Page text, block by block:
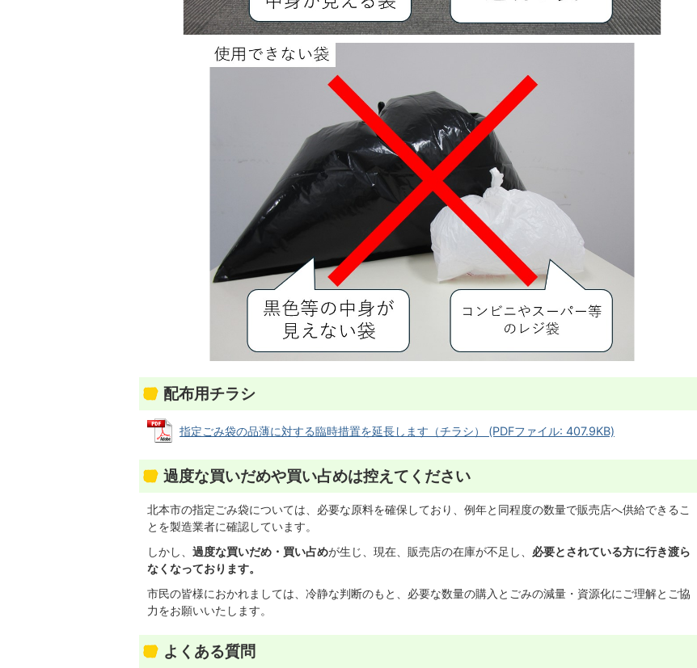
配布用チラシ
指定ごみ袋の品薄に対する臨時措置を延長します（チラシ） (PDFファイル: 407.9KB)
過度な買いだめや買い占めは控えてください
北本市の指定ごみ袋については、必要な原料を確保しており、例年と同程度の数量で販売店へ供給できるこ
とを製造業者に確認しています。
しかし、 過度な買いだめ・買い占めが生じ、現在、販売店の在庫が不足し、 必要とされている方に行き渡ら
なくなっております。
市民の皆様におかれましては、冷静な判断のもと、必要な数量の購入とごみの減量・資源化にご理解とご協
力をお願いいたします。
よくある質問